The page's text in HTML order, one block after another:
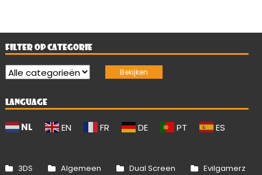
FILTER OP CATEGORIE
LANGUAGE
NL EN FR DE PT ES
3DS Algemeen Dual Screen Evilgamerz